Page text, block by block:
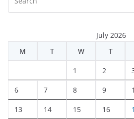
July 2026
M
T W T
1 2
6 7 8 9
13 14 15 16